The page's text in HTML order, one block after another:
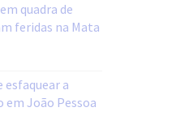
quadra de
feridas na Mata
esfaquear a
João Pessoa